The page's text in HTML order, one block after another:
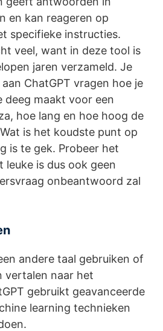
en kan reageren op
specifieke instructies.
veel, want in deze tool is
jaren verzameld. Je
ChatGPT vragen hoe je
deeg maakt voor een
hoe lang en hoe hoog de
is het koudste punt op
is te gek. Probeer het
leuke is dus ook geen
onbeantwoord zal
andere taal gebruiken of
vertalen naar het
gebruikt geavanceerde
learning technieken